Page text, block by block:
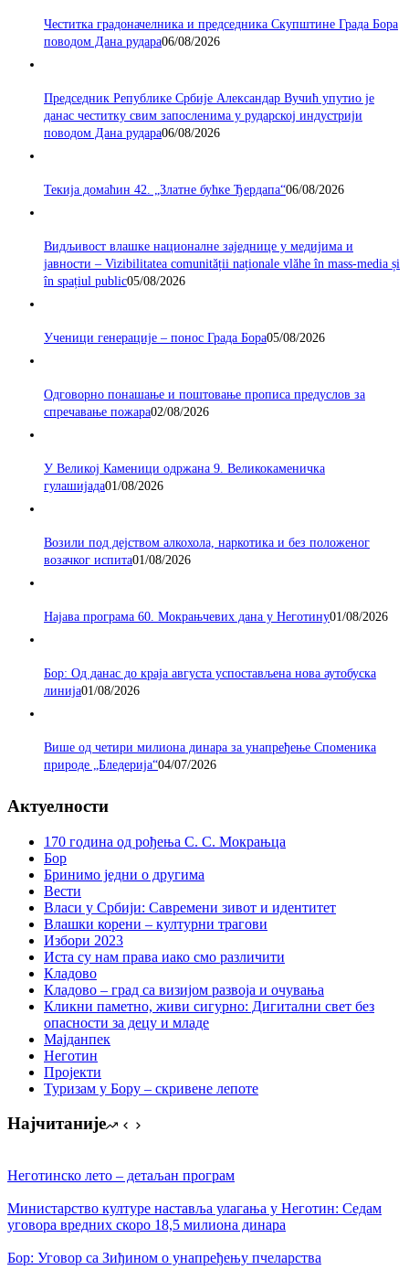
Честитка градоначелника и председника Скупштине Града Бора
поводом Дана рудара06/08/2026
Председник Републике Србије Александар Вучић упутио је
данас честитку свим запосленима у рударској индустрији
поводом Дана рудара06/08/2026
Текија домаћин 42. „Златне бућке Ђердапа“06/08/2026
Видљивост влашке националне заједнице у медијима и
јавности – Vizibilitatea comunității naționale vlăhe în mass-media și
în spațiul public05/08/2026
Ученици генерације – понос Града Бора05/08/2026
Одговорно понашање и поштовање прописа предуслов за
спречавање пожара02/08/2026
У Великој Каменици одржана 9. Великокаменичка
гулашијада01/08/2026
Возили под дејством алкохола, наркотика и без положеног
возачког испита01/08/2026
Најава програма 60. Мокрањчевих дана у Неготину01/08/2026
Бор: Од данас до краја августа успостављена нова аутобуска
линија01/08/2026
Више од четири милиона динара за унапређење Споменика
природе „Бледерија“04/07/2026
Актуелности
170 година од рођења С. С. Мокрањца
Бор
Бринимо једни о другима
Вести
Власи у Србији: Савремени зивот и идентитет
Влашки корени – културни трагови
Избори 2023
Иста су нам права иако смо различити
Кладово
Кладово – град са визијом развоја и очувања
Кликни паметно, живи сигурно: Дигитални свет без
опасности за децу и младе
Мајданпек
Неготин
Пројекти
Туризам у Бору – скривене лепоте
Најчитаније
Неготинско лето – детаљан програм
Министарство културе наставља улагања у Неготин: Седам
уговора вредних скоро 18,5 милиона динара
Бор: Уговор са Зиђином о унапређењу пчеларства